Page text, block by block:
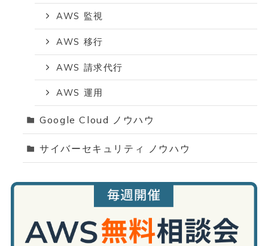
AWS 監視
AWS 移行
AWS 請求代行
AWS 運用
Google Cloud ノウハウ
サイバーセキュリティ ノウハウ